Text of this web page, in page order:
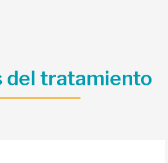
del tratamiento